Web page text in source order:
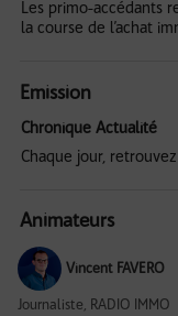
Les primo-accédants
la course de l’achat
Emission
Chronique Actualité
Chaque jour,
Animateurs
Vincent FAVERO
Journaliste, RADIO IMMO